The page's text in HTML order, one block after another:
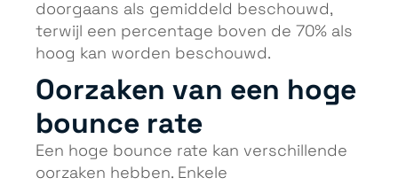
doorgaans als gemiddeld beschouwd,
terwijl een percentage boven de 70% als
hoog kan worden beschouwd.
Oorzaken van een hoge
bounce rate
Een hoge bounce rate kan verschillende
oorzaken hebben. Enkele